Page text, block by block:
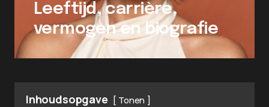
Leeftijd, carrière,
vermogen en biografie
Inhoudsopgave Tonen